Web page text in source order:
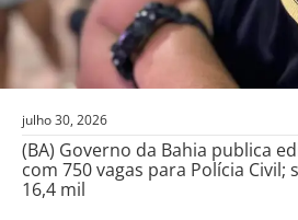
julho 30, 2026
(BA) Governo da Bahia publica
com 750 vagas para Polícia Civil;
16,4 mil